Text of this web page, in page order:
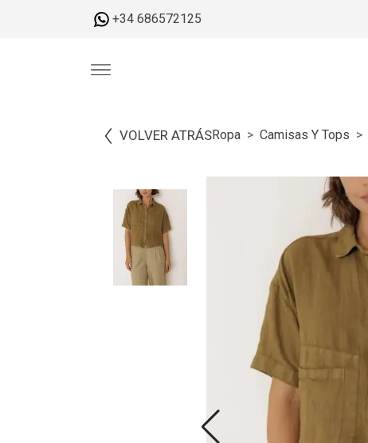
+34 686572125
VOLVER ATRÁSRopa Camisas Y Tops